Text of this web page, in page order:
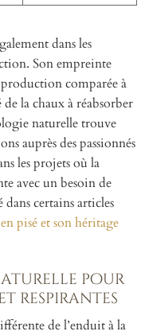
dans les
Son empreinte
comparée à
de la chaux à réabsorber
naturelle trouve
auprès des passionnés
les projets où la
avec un besoin de
certains articles
pisé et son héritage
pour
respirantes
de l’enduit à la